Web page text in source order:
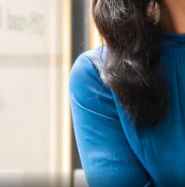
Accessoires
Mercedes-
Collection
Voertuigonderhoud